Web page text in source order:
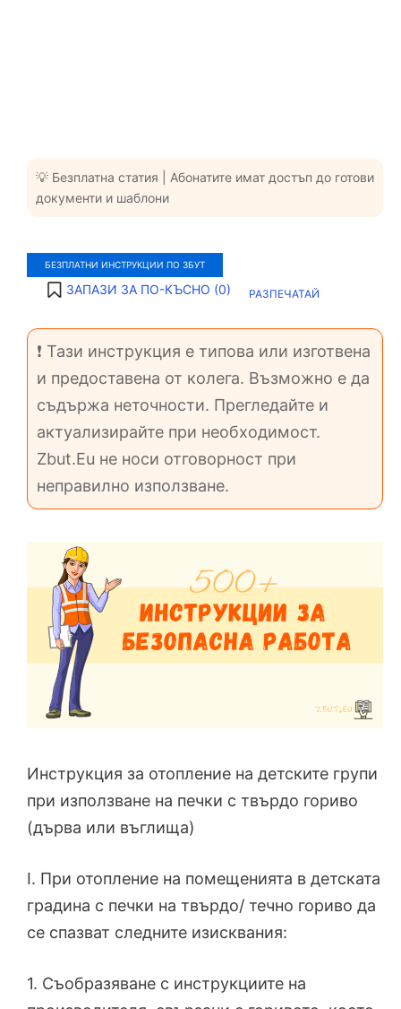
💡 Безплатна статия | Абонатите имат достъп до готови
документи и шаблони
БЕЗПЛАТНИ ИНСТРУКЦИИ ПО ЗБУТ
ЗАПАЗИ ЗА ПО-КЪСНО (0) РАЗПЕЧАТАЙ
❗ Тази инструкция е типова или изготвена
и предоставена от колега. Възможно е да
съдържа неточности. Прегледайте и
актуализирайте при необходимост.
Zbut.Eu не носи отговорност при
неправилно използване.
Инструкция за отопление на детските групи
при използване на печки с твърдо гориво
(дърва или въглища)
І. При отопление на помещенията в детската
градина с печки на твърдо/ течно гориво да
се спазват следните изисквания:
1. Съобразяване с инструкциите на